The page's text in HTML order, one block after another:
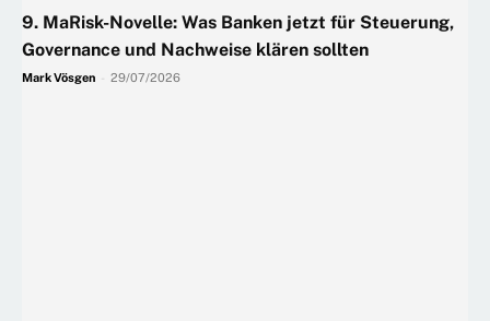
9. MaRisk-Novelle: Was Banken jetzt für Steuerung,
Governance und Nachweise klären sollten
Mark Vösgen 29/07/2026